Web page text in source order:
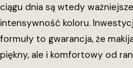
ciągu dnia są wtedy
intensywność koloru.
formuły to gwarancja, że
piękny, ale i komfortowy od